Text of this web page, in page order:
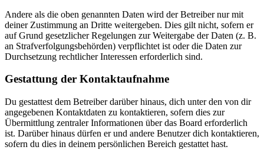
Andere als die oben genannten Daten wird der Betreiber nur mit
deiner Zustimmung an Dritte weitergeben. Dies gilt nicht, sofern er
auf Grund gesetzlicher Regelungen zur Weitergabe der Daten (z. B.
an Strafverfolgungsbehörden) verpflichtet ist oder die Daten zur
Durchsetzung rechtlicher Interessen erforderlich sind.
Gestattung der Kontaktaufnahme
Du gestattest dem Betreiber darüber hinaus, dich unter den von dir
angegebenen Kontaktdaten zu kontaktieren, sofern dies zur
Übermittlung zentraler Informationen über das Board erforderlich
ist. Darüber hinaus dürfen er und andere Benutzer dich kontaktieren,
sofern du dies in deinem persönlichen Bereich gestattet hast.